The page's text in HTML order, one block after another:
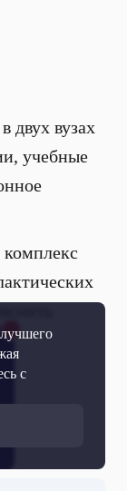
с
двух вузах
учебные